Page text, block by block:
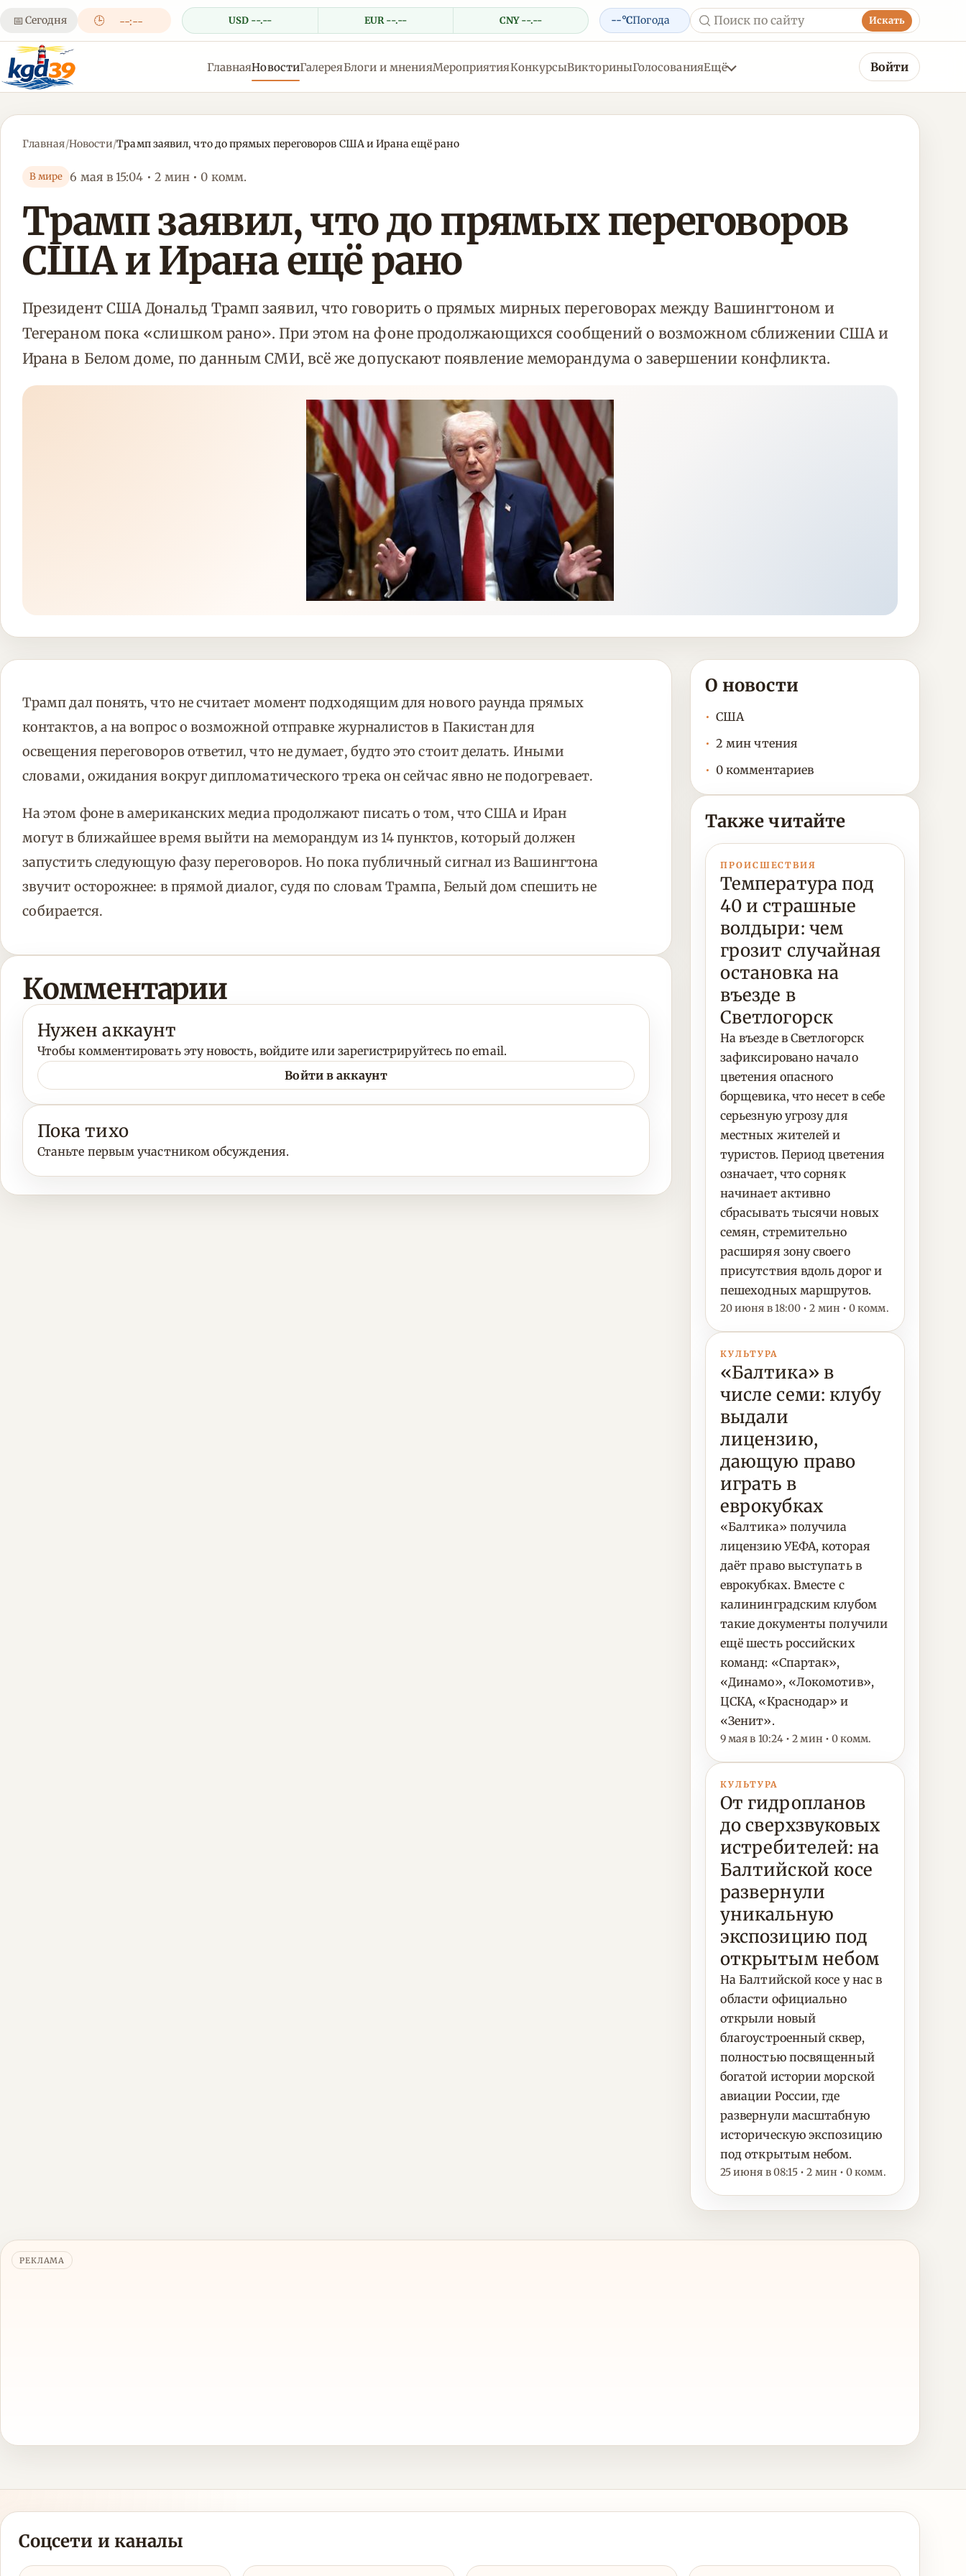
📅 Сегодня 🕒 --:-- USD --.-- EUR --.-- CNY --.-- --°CПогода Искать
ГлавнаяНовостиГалереяБлоги и мненияМероприятияКонкурсыВикториныГолосованияЕщё Войти
Главная/Новости/Трамп заявил, что до прямых переговоров США и Ирана ещё рано
В мире 6 мая в 15:04 • 2 мин • 0 комм.
Трамп заявил, что до прямых переговоров
США и Ирана ещё рано
Президент США Дональд Трамп заявил, что говорить о прямых мирных переговорах между Вашингтоном и
Тегераном пока «слишком рано». При этом на фоне продолжающихся сообщений о возможном сближении США и
Ирана в Белом доме, по данным СМИ, всё же допускают появление меморандума о завершении конфликта.
Трамп дал понять, что не считает момент подходящим для нового раунда прямых
контактов, а на вопрос о возможной отправке журналистов в Пакистан для
освещения переговоров ответил, что не думает, будто это стоит делать. Иными
словами, ожидания вокруг дипломатического трека он сейчас явно не подогревает.
На этом фоне в американских медиа продолжают писать о том, что США и Иран
могут в ближайшее время выйти на меморандум из 14 пунктов, который должен
запустить следующую фазу переговоров. Но пока публичный сигнал из Вашингтона
звучит осторожнее: в прямой диалог, судя по словам Трампа, Белый дом спешить не
собирается.
Комментарии
Нужен аккаунт
Чтобы комментировать эту новость, войдите или зарегистрируйтесь по email.
Войти в аккаунт
Пока тихо
Станьте первым участником обсуждения.
О новости
США
2 мин чтения
0 комментариев
Также читайте
ПРОИСШЕСТВИЯ
Температура под
40 и страшные
волдыри: чем
грозит случайная
остановка на
въезде в
Светлогорск
На въезде в Светлогорск
зафиксировано начало
цветения опасного
борщевика, что несет в себе
серьезную угрозу для
местных жителей и
туристов. Период цветения
означает, что сорняк
начинает активно
сбрасывать тысячи новых
семян, стремительно
расширяя зону своего
присутствия вдоль дорог и
пешеходных маршрутов.
20 июня в 18:00 • 2 мин • 0 комм.
КУЛЬТУРА
«Балтика» в
числе семи: клубу
выдали
лицензию,
дающую право
играть в
еврокубках
«Балтика» получила
лицензию УЕФА, которая
даёт право выступать в
еврокубках. Вместе с
калининградским клубом
такие документы получили
ещё шесть российских
команд: «Спартак»,
«Динамо», «Локомотив»,
ЦСКА, «Краснодар» и
«Зенит».
9 мая в 10:24 • 2 мин • 0 комм.
КУЛЬТУРА
От гидропланов
до сверхзвуковых
истребителей: на
Балтийской косе
развернули
уникальную
экспозицию под
открытым небом
На Балтийской косе у нас в
области официально
открыли новый
благоустроенный сквер,
полностью посвященный
богатой истории морской
авиации России, где
развернули масштабную
историческую экспозицию
под открытым небом.
25 июня в 08:15 • 2 мин • 0 комм.
РЕКЛАМА
Соцсети и каналы